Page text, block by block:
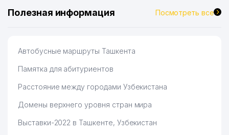
Полезная информация Посмотреть все
Автобусные маршруты Ташкента
Памятка для абитуриентов
Расстояние между городами Узбекистана
Домены верхнего уровня стран мира
Выставки-2022 в Ташкенте, Узбекистан